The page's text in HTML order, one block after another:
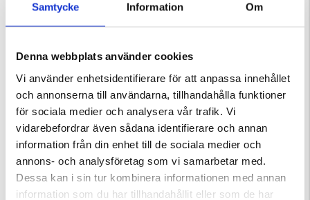
Samtycke Information Om
Denna webbplats använder cookies
Vi använder enhetsidentifierare för att anpassa innehållet
och annonserna till användarna, tillhandahålla funktioner
för sociala medier och analysera vår trafik. Vi
vidarebefordrar även sådana identifierare och annan
information från din enhet till de sociala medier och
annons- och analysföretag som vi samarbetar med.
Dessa kan i sin tur kombinera informationen med annan
information som du har tillhandahållit eller som de har
DAMMSUGARE SVAMPVÄSKA
4.3 utav 5 stjärnor
FILÉKNIV BJÖRK OCH
899 kr